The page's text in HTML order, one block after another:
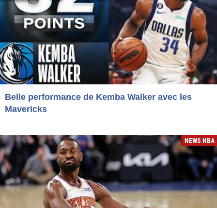
Belle performance de Kemba Walker avec les
Mavericks
NEWS NBA